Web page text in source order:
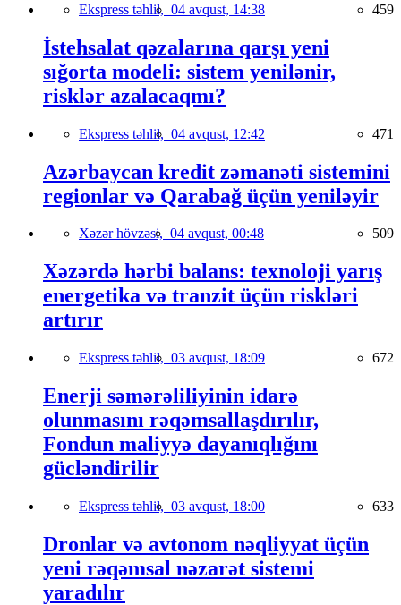
Ekspress təhlil, 04 avqust, 14:38 459
İstehsalat qəzalarına qarşı yeni
sığorta modeli: sistem yenilənir,
risklər azalacaqmı?
Ekspress təhlil, 04 avqust, 12:42 471
Azərbaycan kredit zəmanəti sistemini
regionlar və Qarabağ üçün yeniləyir
Xəzər hövzəsi, 04 avqust, 00:48 509
Xəzərdə hərbi balans: texnoloji yarış
energetika və tranzit üçün riskləri
artırır
Ekspress təhlil, 03 avqust, 18:09 672
Enerji səmərəliliyinin idarə
olunmasını rəqəmsallaşdırılır,
Fondun maliyyə dayanıqlığını
gücləndirilir
Ekspress təhlil, 03 avqust, 18:00 633
Dronlar və avtonom nəqliyyat üçün
yeni rəqəmsal nəzarət sistemi
yaradılır